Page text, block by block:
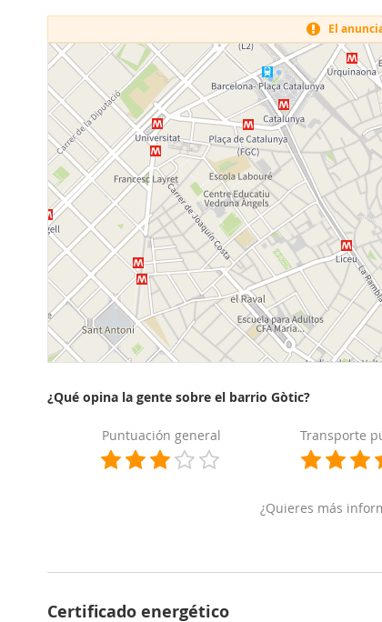
El
¿Qué opina la gente sobre el barrio Gòtic?
Puntuación general Transporte
¿Quieres más
Certificado energético